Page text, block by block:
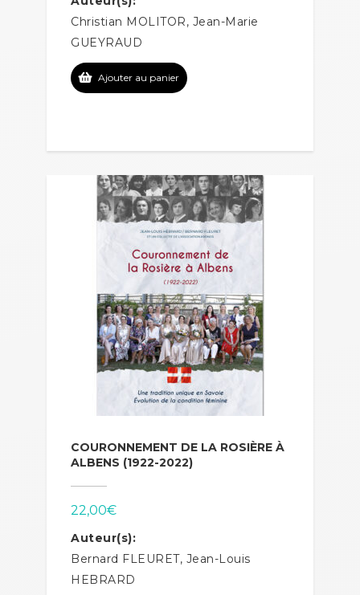
Christian MOLITOR, Jean-Marie
GUEYRAUD
Ajouter au panier
COURONNEMENT DE LA ROSIÈRE À
ALBENS (1922-2022)
22,00€
Auteur(s):
Bernard FLEURET, Jean-Louis
HEBRARD